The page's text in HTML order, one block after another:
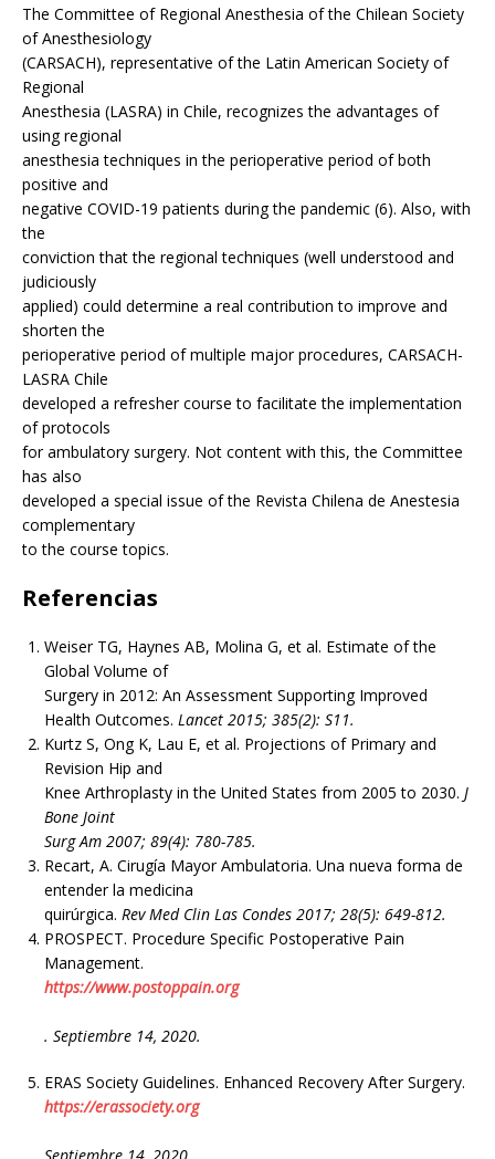
The Committee of Regional Anesthesia of the Chilean Society
of Anesthesiology
(CARSACH), representative of the Latin American Society of
Regional
Anesthesia (LASRA) in Chile, recognizes the advantages of
using regional
anesthesia techniques in the perioperative period of both
positive and
negative COVID-19 patients during the pandemic (6). Also, with
the
conviction that the regional techniques (well understood and
judiciously
applied) could determine a real contribution to improve and
shorten the
perioperative period of multiple major procedures, CARSACH-
LASRA Chile
developed a refresher course to facilitate the implementation
of protocols
for ambulatory surgery. Not content with this, the Committee
has also
developed a special issue of the Revista Chilena de Anestesia
complementary
to the course topics.
Referencias
Weiser TG, Haynes AB, Molina G, et al. Estimate of the
Global Volume of
Surgery in 2012: An Assessment Supporting Improved
Health Outcomes. Lancet 2015; 385(2): S11.
Kurtz S, Ong K, Lau E, et al. Projections of Primary and
Revision Hip and
Knee Arthroplasty in the United States from 2005 to 2030. J
Bone Joint
Surg Am 2007; 89(4): 780-785.
Recart, A. Cirugía Mayor Ambulatoria. Una nueva forma de
entender la medicina
quirúrgica. Rev Med Clin Las Condes 2017; 28(5): 649-812.
PROSPECT. Procedure Specific Postoperative Pain
Management.
https://www.postoppain.org
. Septiembre 14, 2020.
ERAS Society Guidelines. Enhanced Recovery After Surgery.
https://erassociety.org